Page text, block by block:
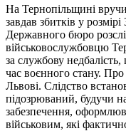
На Тернопільщині
завдав збитків у
Державного бюро
військовослужбовцю
за службову
час воєнного стану.
Львові. Слідство
підозрюваний, будучи
забезпечення,
військовим, які